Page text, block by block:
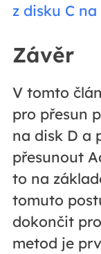
z disku C
Závěr
V tomto
pro přesun
na disk D a
přesunout
to na
tomuto
dokončit
metod je